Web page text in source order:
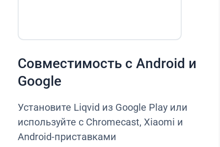
Совместимость с Android и
Google
Установите Liqvid из Google Play или
используйте с Chromecast, Xiaomi и
Android-приставками